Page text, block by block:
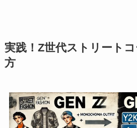
実践！Z世代ストリート
方